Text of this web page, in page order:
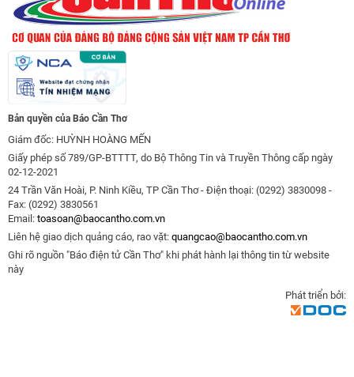
Bản quyền của Báo Cần Thơ
Giám đốc: HUỲNH HOÀNG MẾN
Giấy phép số 789/GP-BTTTT, do Bộ Thông Tin và Truyền Thông cấp ngày
02-12-2021
24 Trần Văn Hoài, P. Ninh Kiều, TP Cần Thơ - Điện thoại: (0292) 3830098 -
Fax: (0292) 3830561
Email: toasoan@baocantho.com.vn
Liên hệ giao dịch quảng cáo, rao vặt: quangcao@baocantho.com.vn
Ghi rõ nguồn "Báo điện tử Cần Thơ" khi phát hành lại thông tin từ website
này
Phát triển bởi: